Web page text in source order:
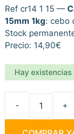
Ref cr14 1 15 —
15mm 1kg: cebo
Stock
Precio: 14,90€
Hay existencias